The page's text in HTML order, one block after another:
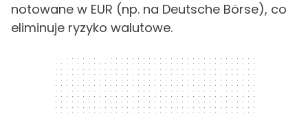
notowane w EUR (np. na Deutsche Börse), co
eliminuje ryzyko walutowe.
300 x 250